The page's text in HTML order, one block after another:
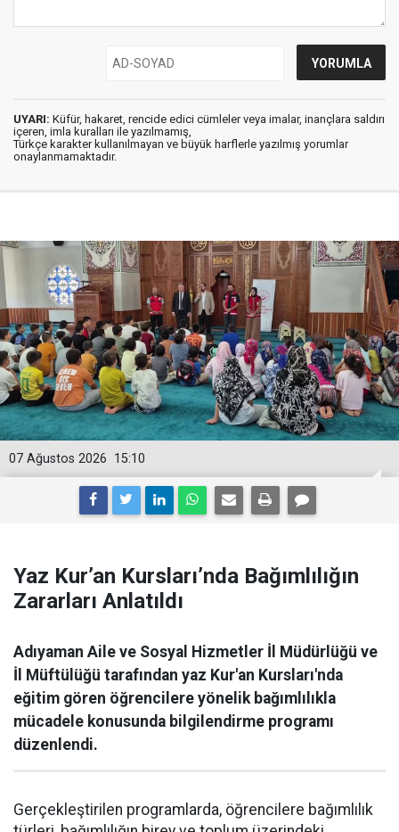
UYARI: Küfür, hakaret, rencide edici cümleler veya imalar, inançlara saldırı
içeren, imla kuralları ile yazılmamış,
Türkçe karakter kullanılmayan ve büyük harflerle yazılmış yorumlar
onaylanmamaktadır.
15:10
07 Ağustos 2026
Yaz Kur’an Kursları’nda Bağımlılığın
Zararları Anlatıldı
Adıyaman Aile ve Sosyal Hizmetler İl Müdürlüğü ve
İl Müftülüğü tarafından yaz Kur'an Kursları'nda
eğitim gören öğrencilere yönelik bağımlılıkla
mücadele konusunda bilgilendirme programı
düzenlendi.
Gerçekleştirilen programlarda, öğrencilere bağımlılık